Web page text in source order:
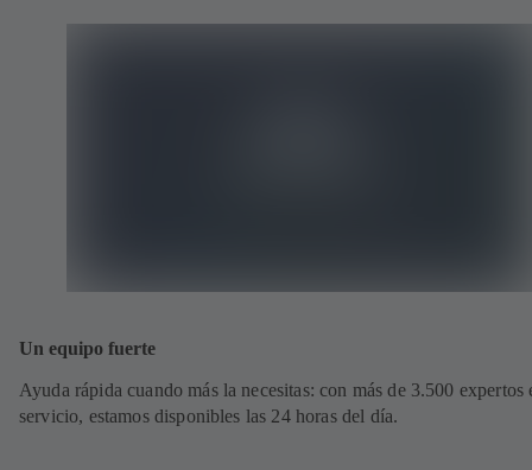
Un equipo fuerte
Ayuda rápida cuando más la necesitas: con más de 3.500 expertos
servicio, estamos disponibles las 24 horas del día.